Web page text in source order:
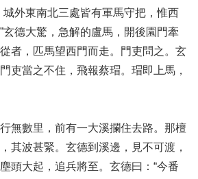
城外東南北三處皆有軍馬守把，惟西
玄德大驚，急解的盧馬，開後園門牽
者，匹馬望西門而走。門吏問之。玄
吏當之不住，飛報蔡瑁。瑁即上馬，
無數里，前有一大溪攔住去路。那檀
其波甚緊。玄德到溪邊，見不可渡，
頭大起，追兵將至。玄德曰：“今番